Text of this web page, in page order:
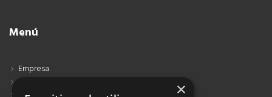
Menú
Empresa
×